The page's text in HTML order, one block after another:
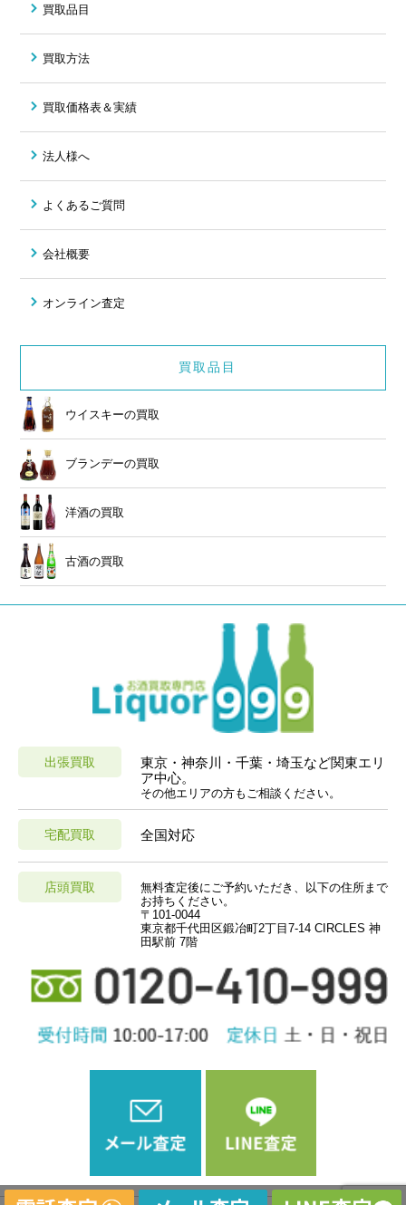
買取品目
買取方法
買取価格表＆実績
法人様へ
よくあるご質問
会社概要
オンライン査定
買取品目
ウイスキーの買取
ブランデーの買取
洋酒の買取
古酒の買取
出張買取
東京・神奈川・千葉・埼玉など関東エリ
ア中心。
その他エリアの方もご相談ください。
宅配買取 全国対応
店頭買取
無料査定後にご予約いただき、以下の住所まで
お持ちください。
〒101-0044
東京都千代田区鍛冶町2丁目7-14 CIRCLES 神
田駅前 7階